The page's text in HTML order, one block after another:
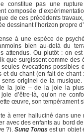
constitue pas une
composée
de ces précédents
dessinant l’horizon propre d’
à une espèce de
bien au-delà du
attendus. Ou plutôt : on
que surgissent comme
évocations
et du chant (en fait de
originel de la
la joie – de la joie la
joie d’être-là, qu’on ne
œuvre, son tempérament
à errer halluciné dans une
avec des enfants au bord
?).Sung Tongs est un objet